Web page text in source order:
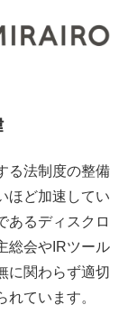
る法制度の整備
ほど加速してい
あるディスクロ
総会やIRツール
に関わらず適切
ています。